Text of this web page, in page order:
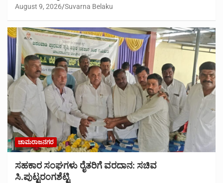
August 9, 2026 Suvarna Belaku
ಚಾಮರಾಜನಗರ
ಸಹಕಾರ ಸಂಘಗಳು ರೈತರಿಗೆ ವರದಾನ: ಸಚಿವ
ಸಿ.ಪುಟ್ಟರಂಗಶೆಟ್ಟಿ